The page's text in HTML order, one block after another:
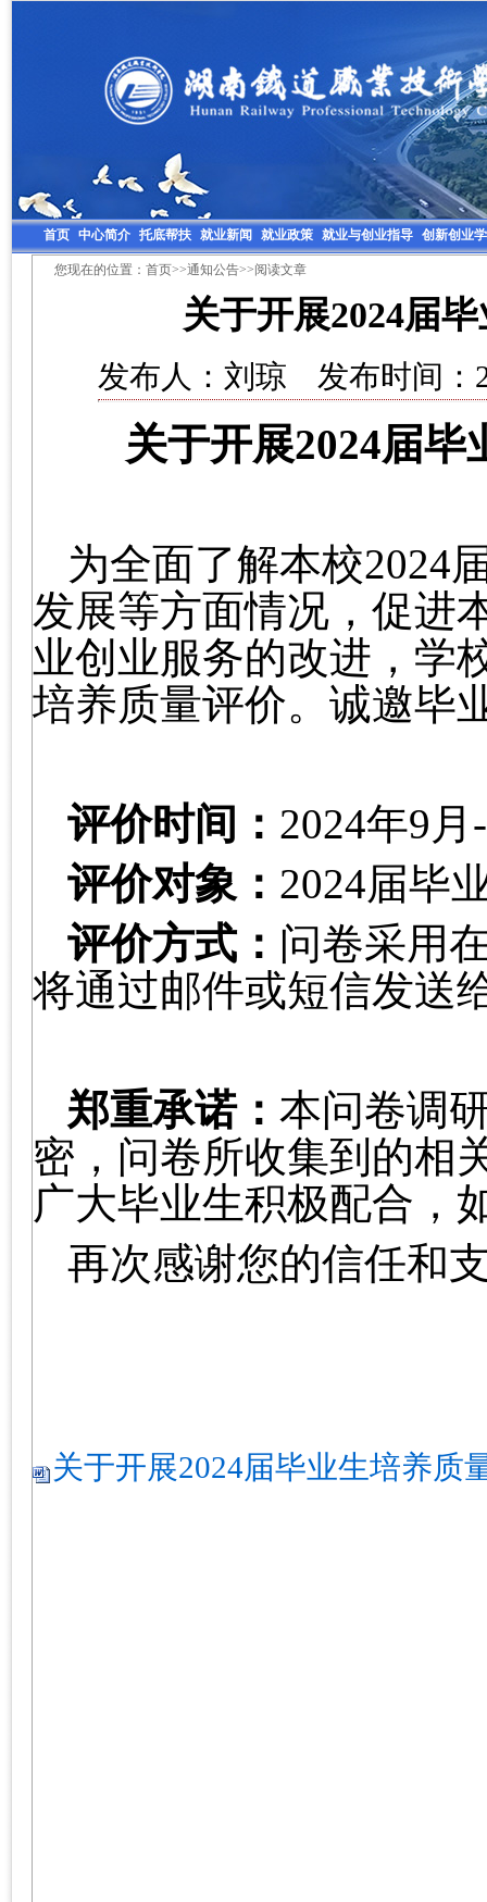
首页 中心简介 托底帮扶 就业新闻 就业政策 就业与创业指导 创新创业
您现在的位置：首页>>通知公告>>阅读文章
关于开展2024届
发布人：刘琼 发布时间：
关于开展2024届毕
为全面了解本校2024
发展等方面情况，促进
业创业服务的改进，学
培养质量评价。诚邀毕
评价时间： 2024年9 月
评价对象： 2024届毕
评价方式： 问卷采用
将通过邮件或短信发送
郑重承诺：本问卷调
密，问卷所收集到的相
广大毕业生积极配合，
再次感谢您的信任和
关于开展2024届毕业生培养质